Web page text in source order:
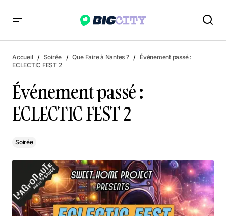
Événement passé : ECLECTIC FEST 2
Accueil Soirée Que Faire à Nantes ?
Événement passé :
ECLECTIC FEST 2
Événement passé :
ECLECTIC FEST 2
Soirée